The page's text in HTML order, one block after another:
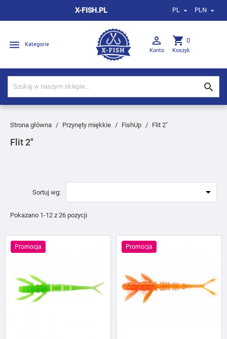
X-FISH.PL PL  PLN 
 Kategorie 
Konto
shopping_cart 0
Koszyk

Strona główna Przynęty miękkie FishUp Flit 2″
Flit 2″
Sortuj wg: 
Pokazano 1-12 z 26 pozycji
Promocja Promocja